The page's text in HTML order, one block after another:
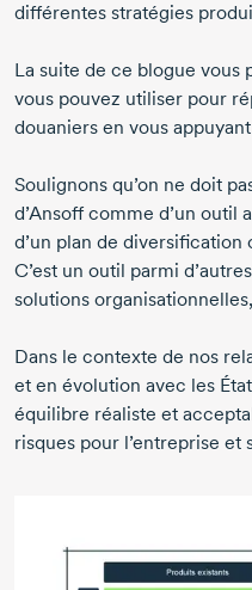
différentes stratégies
La suite de ce blogue vous
vous pouvez utiliser pour
douaniers en vous
Soulignons qu’on ne doit
d’Ansoff comme d’un outil
d’un plan de diversification
C’est un outil parmi
solutions
Dans le contexte de nos
et en évolution avec les
équilibre réaliste et
risques pour l’entreprise et